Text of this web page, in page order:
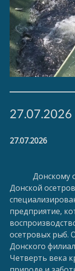
27.07.2026
27.07.2026
Донскому
Донской
предприятие,
осетровых рыб.
Донского
Четверть века